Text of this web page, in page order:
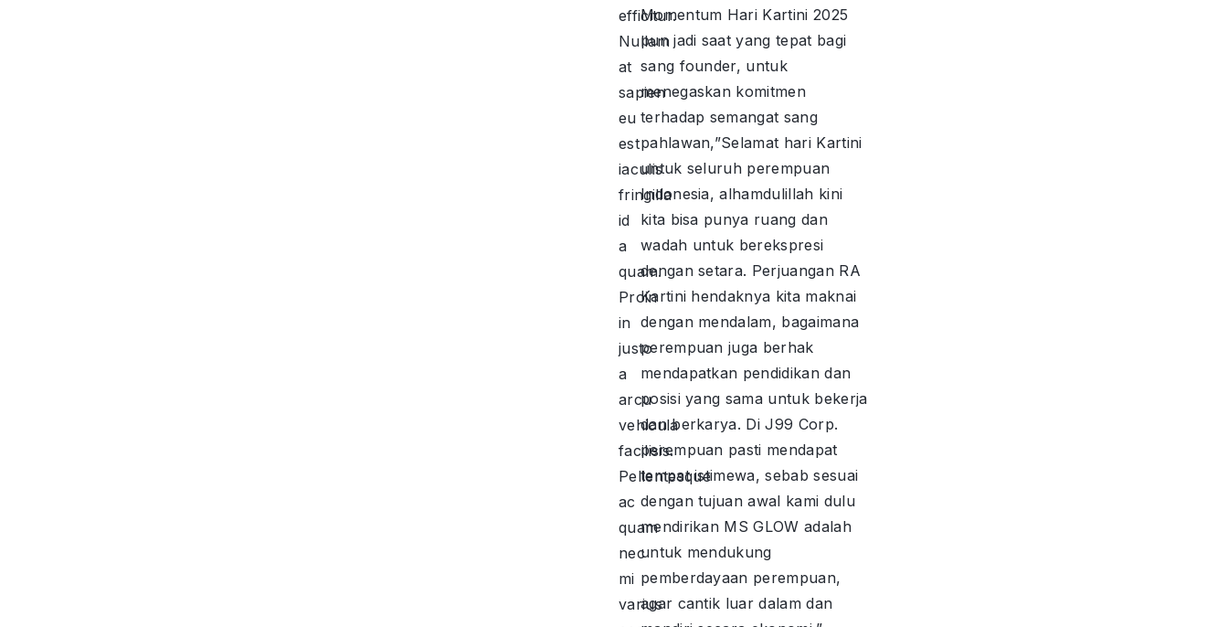
efficitur.
Nullam
at
sapien
eu
est
iaculis
fringilla
id
a
quam.
Proin
in
justo
a
arcu
vehicula
facilisis.
Pellentesque
ac
quam
nec
mi
varius
Momentum Hari Kartini 2025
pun jadi saat yang tepat bagi
sang founder, untuk
menegaskan komitmen
terhadap semangat sang
pahlawan,”Selamat hari Kartini
untuk seluruh perempuan
Indonesia, alhamdulillah kini
kita bisa punya ruang dan
wadah untuk berekspresi
dengan setara. Perjuangan RA
Kartini hendaknya kita maknai
dengan mendalam, bagaimana
perempuan juga berhak
mendapatkan pendidikan dan
posisi yang sama untuk bekerja
dan berkarya. Di J99 Corp.
perempuan pasti mendapat
tempat istimewa, sebab sesuai
dengan tujuan awal kami dulu
mendirikan MS GLOW adalah
untuk mendukung
pemberdayaan perempuan,
agar cantik luar dalam dan